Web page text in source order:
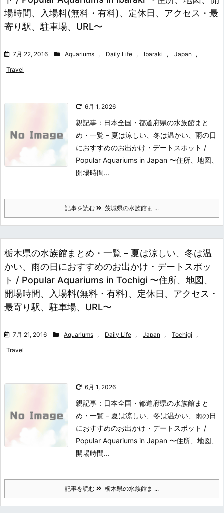
場時間、入場料(無料・有料)、定休日、アクセス・最
寄り駅、駐車場、URL〜
7月 22, 2016 Aquariums , Daily Life , Ibaraki , Japan ,
Travel
6月 1, 2026
親記事：日本全国・都道府県の水族館まと
め・一覧 – 夏は涼しい、冬は温かい、雨の日
におすすめのお出かけ・デートスポット /
Popular Aquariums in Japan 〜住所、地図、
開場時間...
記事を読む 茨城県の水族館ま ...
栃木県の水族館まとめ・一覧 – 夏は涼しい、冬は温
かい、雨の日におすすめのお出かけ・デートスポッ
ト / Popular Aquariums in Tochigi 〜住所、地図、
開場時間、入場料(無料・有料)、定休日、アクセス・
最寄り駅、駐車場、URL〜
7月 21, 2016 Aquariums , Daily Life , Japan , Tochigi ,
Travel
6月 1, 2026
親記事：日本全国・都道府県の水族館まと
め・一覧 – 夏は涼しい、冬は温かい、雨の日
におすすめのお出かけ・デートスポット /
Popular Aquariums in Japan 〜住所、地図、
開場時間...
記事を読む 栃木県の水族館ま ...